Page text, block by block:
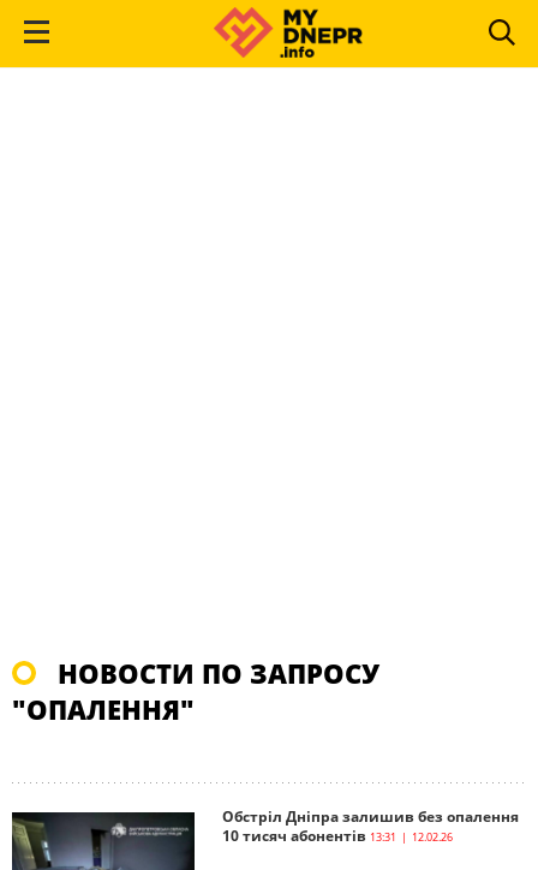
НОВОСТИ ПО ЗАПРОСУ
"ОПАЛЕННЯ"
Обстріл Дніпра залишив без опалення
10 тисяч абонентів 13:31 | 12.02.26